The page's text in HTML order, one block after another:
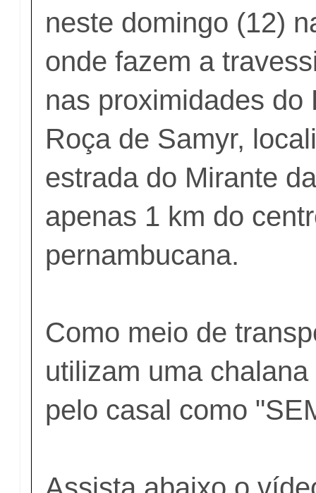
neste domingo (12)
onde fazem a
nas proximidades do
Roça de Samyr,
estrada do Mirante
apenas 1 km do
pernambucana.
Como meio de
utilizam uma
pelo casal como